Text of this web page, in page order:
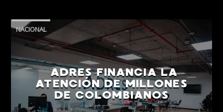
NACIONAL
ADRES FINANCIA LA
ATENCIÓN DE MILLONES
DE COLOMBIANOS